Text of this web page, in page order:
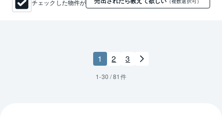
チェックした物件が （複数選択可）
1 2 3
1-30 /81 件